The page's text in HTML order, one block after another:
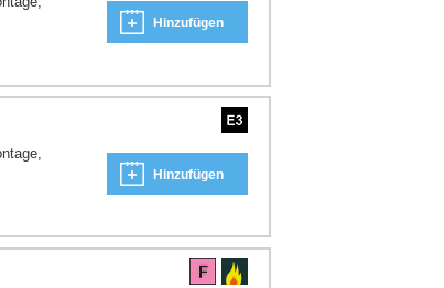
Hinzufügen
Hinzufügen